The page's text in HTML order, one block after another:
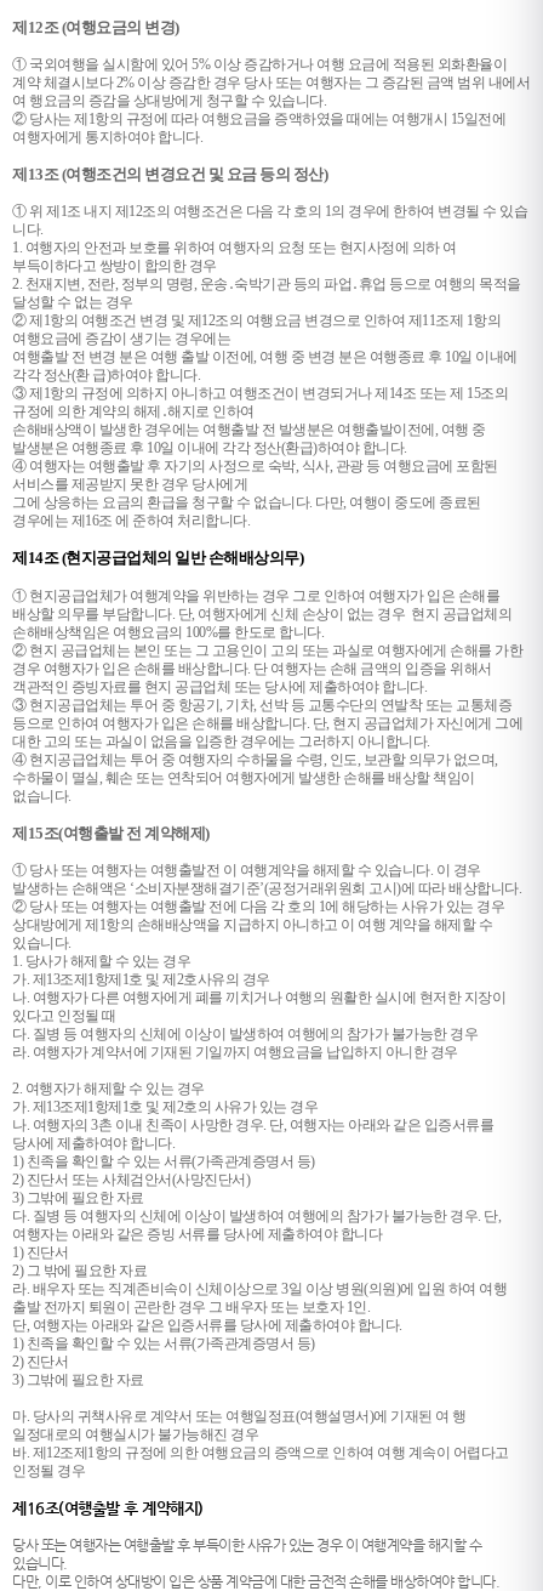
제12조 (여행요금의 변경)
① 국외여행을 실시함에 있어 5% 이상 증감하거나 여행 요금에 적용된 외화환율이
계약 체결시보다 2% 이상 증감한 경우 당사 또는 여행자는 그 증감된 금액 범위 내에서
여 행요금의 증감을 상대방에게 청구할 수 있습니다.
② 당사는 제1항의 규정에 따라 여행요금을 증액하였을 때에는 여행개시 15일전에
여행자에게 통지하여야 합니다.
제13조 (여행조건의 변경요건 및 요금 등의 정산)
① 위 제1조 내지 제12조의 여행조건은 다음 각 호의 1의 경우에 한하여 변경될 수 있습
니다.
1. 여행자의 안전과 보호를 위하여 여행자의 요청 또는 현지사정에 의하 여
부득이하다고 쌍방이 합의한 경우
2. 천재지변, 전란, 정부의 명령, 운송․숙박기관 등의 파업․휴업 등으로 여행의 목적을
달성할 수 없는 경우
② 제1항의 여행조건 변경 및 제12조의 여행요금 변경으로 인하여 제11조제 1항의
여행요금에 증감이 생기는 경우에는
여행출발 전 변경 분은 여행 출발 이전에, 여행 중 변경 분은 여행종료 후 10일 이내에
각각 정산(환 급)하여야 합니다.
③ 제1항의 규정에 의하지 아니하고 여행조건이 변경되거나 제14조 또는 제 15조의
규정에 의한 계약의 해제․해지로 인하여
손해배상액이 발생한 경우에는 여행출발 전 발생분은 여행출발이전에, 여행 중
발생분은 여행종료 후 10일 이내에 각각 정산(환급)하여야 합니다.
④ 여행자는 여행출발 후 자기의 사정으로 숙박, 식사, 관광 등 여행요금에 포함된
서비스를 제공받지 못한 경우 당사에게
그에 상응하는 요금의 환급을 청구할 수 없습니다. 다만, 여행이 중도에 종료된
경우에는 제16조 에 준하여 처리합니다.
제14조 (현지공급업체의 일반 손해배상의무)
① 현지공급업체가 여행계약을 위반하는 경우 그로 인하여 여행자가 입은 손해를
배상할 의무를 부담합니다. 단, 여행자에게 신체 손상이 없는 경우 현지 공급업체의
손해배상책임은 여행요금의 100%를 한도로 합니다.
② 현지 공급업체는 본인 또는 그 고용인이 고의 또는 과실로 여행자에게 손해를 가한
경우 여행자가 입은 손해를 배상합니다. 단 여행자는 손해 금액의 입증을 위해서
객관적인 증빙자료를 현지 공급업체 또는 당사에 제출하여야 합니다.
③ 현지공급업체는 투어 중 항공기, 기차, 선박 등 교통수단의 연발착 또는 교통체증
등으로 인하여 여행자가 입은 손해를 배상합니다. 단, 현지 공급업체가 자신에게 그에
대한 고의 또는 과실이 없음을 입증한 경우에는 그러하지 아니합니다.
④ 현지공급업체는 투어 중 여행자의 수하물을 수령, 인도, 보관할 의무가 없으며,
수하물이 멸실, 훼손 또는 연착되어 여행자에게 발생한 손해를 배상할 책임이
없습니다.
제15조(여행출발 전 계약해제)
① 당사 또는 여행자는 여행출발전 이 여행계약을 해제할 수 있습니다. 이 경우
발생하는 손해액은 ‘소비자분쟁해결기준’(공정거래위원회 고시)에 따라 배상합니다.
② 당사 또는 여행자는 여행출발 전에 다음 각 호의 1에 해당하는 사유가 있는 경우
상대방에게 제1항의 손해배상액을 지급하지 아니하고 이 여행 계약을 해제할 수
있습니다.
1. 당사가 해제할 수 있는 경우
가. 제13조제1항제1호 및 제2호사유의 경우
나. 여행자가 다른 여행자에게 폐를 끼치거나 여행의 원활한 실시에 현저한 지장이
있다고 인정될 때
다. 질병 등 여행자의 신체에 이상이 발생하여 여행에의 참가가 불가능한 경우
라. 여행자가 계약서에 기재된 기일까지 여행요금을 납입하지 아니한 경우
2. 여행자가 해제할 수 있는 경우
가. 제13조제1항제1호 및 제2호의 사유가 있는 경우
나. 여행자의 3촌 이내 친족이 사망한 경우. 단, 여행자는 아래와 같은 입증서류를
당사에 제출하여야 합니다.
1) 친족을 확인할 수 있는 서류(가족관계증명서 등)
2) 진단서 또는 사체검안서(사망진단서)
3) 그밖에 필요한 자료
다. 질병 등 여행자의 신체에 이상이 발생하여 여행에의 참가가 불가능한 경우. 단,
여행자는 아래와 같은 증빙 서류를 당사에 제출하여야 합니다
1) 진단서
2) 그 밖에 필요한 자료
라. 배우자 또는 직계존비속이 신체이상으로 3일 이상 병원(의원)에 입원 하여 여행
출발 전까지 퇴원이 곤란한 경우 그 배우자 또는 보호자 1인.
단, 여행자는 아래와 같은 입증서류를 당사에 제출하여야 합니다.
1) 친족을 확인할 수 있는 서류(가족관계증명서 등)
2) 진단서
3) 그밖에 필요한 자료
마. 당사의 귀책사유로 계약서 또는 여행일정표(여행설명서)에 기재된 여 행
일정대로의 여행실시가 불가능해진 경우
바. 제12조제1항의 규정에 의한 여행요금의 증액으로 인하여 여행 계속이 어렵다고
인정될 경우
제16조(여행출발 후 계약해지)
당사 또는 여행자는 여행출발 후 부득이한 사유가 있는 경우 이 여행계약을 해지할 수
있습니다.
다만, 이로 인하여 상대방이 입은 상품 계약금에 대한 금전적 손해를 배상하여야 합니다.